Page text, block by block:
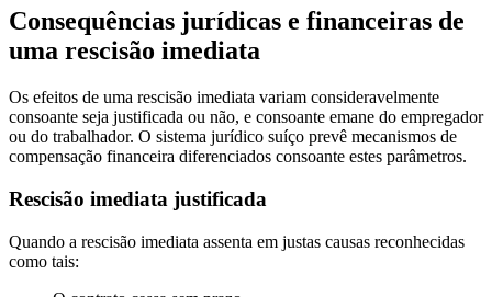
Consequências jurídicas e financeiras de
uma rescisão imediata
Os efeitos de uma rescisão imediata variam consideravelmente
consoante seja justificada ou não, e consoante emane do empregador
ou do trabalhador. O sistema jurídico suíço prevê mecanismos de
compensação financeira diferenciados consoante estes parâmetros.
Rescisão imediata justificada
Quando a rescisão imediata assenta em justas causas reconhecidas
como tais: